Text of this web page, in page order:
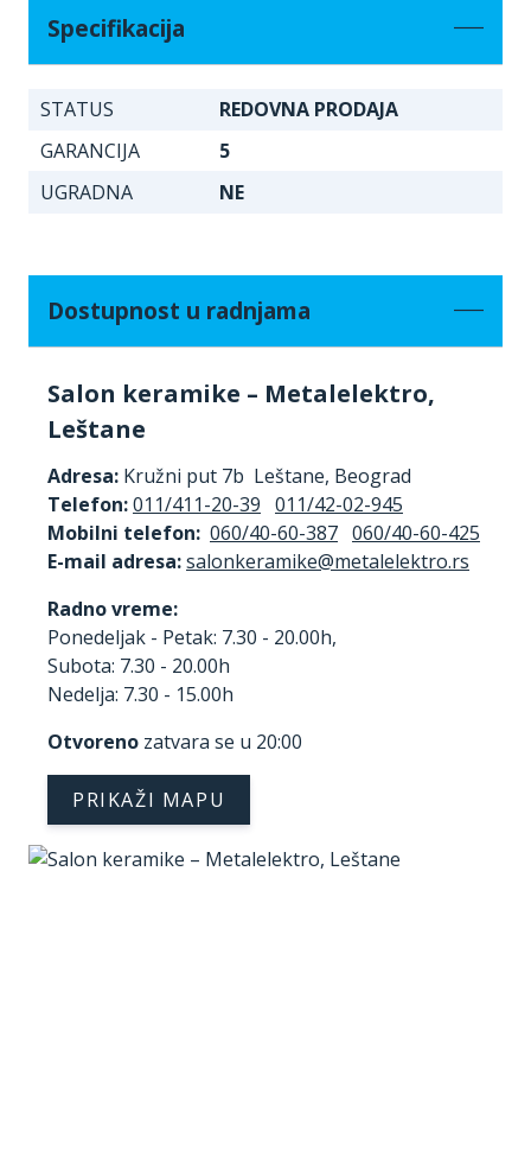
Specifikacija
STATUS
REDOVNA PRODAJA
GARANCIJA
5
UGRADNA
NE
Dostupnost u radnjama
Salon keramike – Metalelektro,
Leštane
Adresa: Kružni put 7b Leštane, Beograd
Telefon:011/411-20-39 011/42-02-945
Mobilni telefon: 060/40-60-387 060/40-60-425
E-mail adresa:
Radno vreme:
Ponedeljak - Petak: 7.30 - 20.00h,
Subota: 7.30 - 20.00h
Nedelja: 7.30 - 15.00h
Otvoreno zatvara se u 20:00
PRIKAŽI MAPU